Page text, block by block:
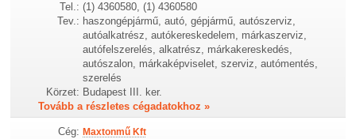
Tel.: (1) 4360580, (1) 4360580
Tev.: haszongépjármű, autó, gépjármű, autószerviz,
autóalkatrész, autókereskedelem, márkaszerviz,
autófelszerelés, alkatrész, márkakereskedés,
autószalon, márkaképviselet, szerviz, autómentés,
szerelés
Körzet: Budapest III. ker.
Tovább a részletes cégadatokhoz »
Cég: Maxtonmű Kft